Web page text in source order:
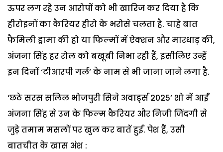
ऊपर लग रहे उन आरोपों को भी खारिज कर दिया है कि
हीरोइनों का कैरियर हीरो के भरोसे चलता है. चाहे बात
फैमिली ड्रामा की हो या फिल्मों में ऐक्शन और मारधाड़ की,
अंजना सिंह हर रोल को बखूबी निभा रही हैं, इसीलिए उन्हें
इन दिनों ‘टीआरपी गर्ल’ के नाम से भी जाना जाने लगा है.
‘छठे सरस सलिल भोजपुरी सिने अवार्ड्स 2025’ शो में आईं
अंजना सिंह से उन के फिल्म कैरियर और निजी जिंदगी से
जुड़े तमाम मसलों पर खुल कर बातें हुईं. पेश हैं, उसी
बातचीत के खास अंश :